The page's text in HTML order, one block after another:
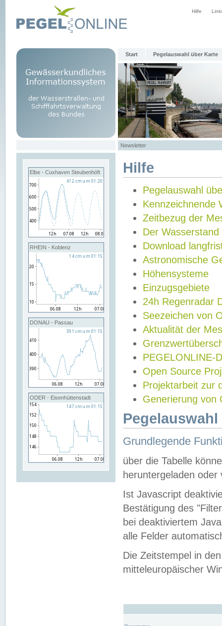
Hilfe
Start Pegelauswahl über Karte
Newsletter
Elbe - Cuxhaven Steubenhöft
RHEIN - Koblenz
DONAU - Passau
ODER - Eisenhüttenstadt
Hilfe
Pegelauswahl
Kennzeichnende
Zeitbezug der
Der Wasserstand
Download
Astronomische
Höhensysteme
Einzugsgebiete
24h Regenradar
Seezeichen von
Aktualität der
PEGELONLINE-
Open Source
Projektarbeit zur
Generierung von
Grundlegende
über die Tabelle
heruntergeladen oder
Ist Javascript
Bestätigung des
bei deaktiviertem
alle Felder
Die Zeitstempel in
mitteleuropäischer